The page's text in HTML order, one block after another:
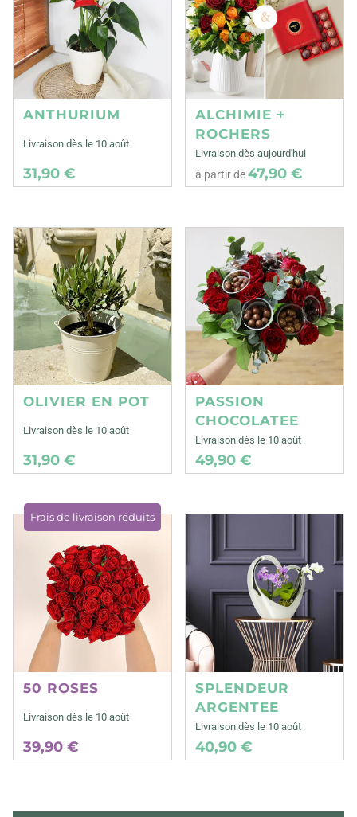
ANTHURIUM
Livraison dès le 10 août
31,90 €
ALCHIMIE +
ROCHERS
Livraison dès aujourd'hui
à partir de47,90 €
OLIVIER EN POT
Livraison dès le 10 août
31,90 €
PASSION
CHOCOLATEE
Livraison dès le 10 août
49,90 €
Frais de livraison réduits
50 ROSES
Livraison dès le 10 août
39,90 €
SPLENDEUR
ARGENTEE
Livraison dès le 10 août
40,90 €